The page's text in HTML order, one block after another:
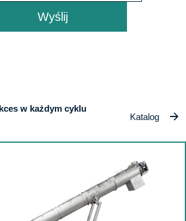
Wyślij
w każdym cyklu
Katalog